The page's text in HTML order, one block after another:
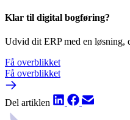
Klar til digital bogføring?
Udvid dit ERP med en løsning,
Få overblikket
Få overblikket
Del artiklen